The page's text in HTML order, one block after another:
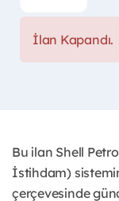
İlan Kapandı.
Bu ilan Shell
İstihdam)
çerçevesinde